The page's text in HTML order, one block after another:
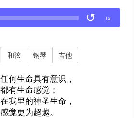
1x
和弦 钢琴 吉他
任何生命具有意识，
都有生命感觉；
在我里的神圣生命，
感觉更为超越。